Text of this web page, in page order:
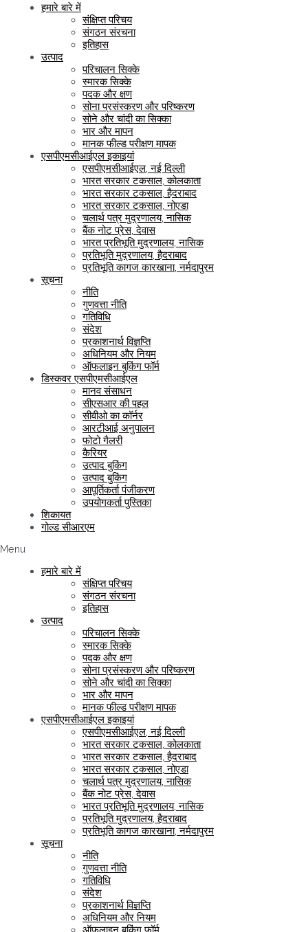
हमारे बारे में
संक्षिप्त परिचय
संगठन संरचना
इतिहास
उत्पाद
परिचालन सिक्के
स्मारक सिक्के
पदक और क्षण
सोना प्रसंस्करण और परिष्करण
सोने और चांदी का सिक्का
भार और मापन
मानक फील्ड परीक्षण मापक
एसपीएमसीआईएल इकाइयां
एसपीएमसीआईएल, नई दिल्ली
भारत सरकार टकसाल, कोलकाता
भारत सरकार टकसाल, हैदराबाद
भारत सरकार टकसाल, नोएडा
चलार्थ पत्र मुद्रणालय, नासिक
बैंक नोट प्रेस, देवास
भारत प्रतिभूति मुद्रणालय, नासिक
प्रतिभूति मुद्रणालय, हैदराबाद
प्रतिभूति कागज कारखाना, नर्मदापुरम
सूचना
नीति
गुणवत्ता नीति
गतिविधि
संदेश
प्रकाशनार्थ विज्ञप्ति
अधिनियम और नियम
ऑफलाइन बुकिंग फॉर्म
डिस्कवर एसपीएमसीआईएल
मानव संसाधन
सीएसआर की पहल
सीवीओ का कॉर्नर
आरटीआई अनुपालन
फोटो गैलरी
कैरियर
उत्पाद बुकिंग
उत्पाद बुकिंग
आपूर्तिकर्ता पंजीकरण
उपयोगकर्ता पुस्तिका
शिकायत
गोल्ड सीआरएम
Menu
हमारे बारे में
संक्षिप्त परिचय
संगठन संरचना
इतिहास
उत्पाद
परिचालन सिक्के
स्मारक सिक्के
पदक और क्षण
सोना प्रसंस्करण और परिष्करण
सोने और चांदी का सिक्का
भार और मापन
मानक फील्ड परीक्षण मापक
एसपीएमसीआईएल इकाइयां
एसपीएमसीआईएल, नई दिल्ली
भारत सरकार टकसाल, कोलकाता
भारत सरकार टकसाल, हैदराबाद
भारत सरकार टकसाल, नोएडा
चलार्थ पत्र मुद्रणालय, नासिक
बैंक नोट प्रेस, देवास
भारत प्रतिभूति मुद्रणालय, नासिक
प्रतिभूति मुद्रणालय, हैदराबाद
प्रतिभूति कागज कारखाना, नर्मदापुरम
सूचना
नीति
गुणवत्ता नीति
गतिविधि
संदेश
प्रकाशनार्थ विज्ञप्ति
अधिनियम और नियम
ऑफलाइन बुकिंग फॉर्म